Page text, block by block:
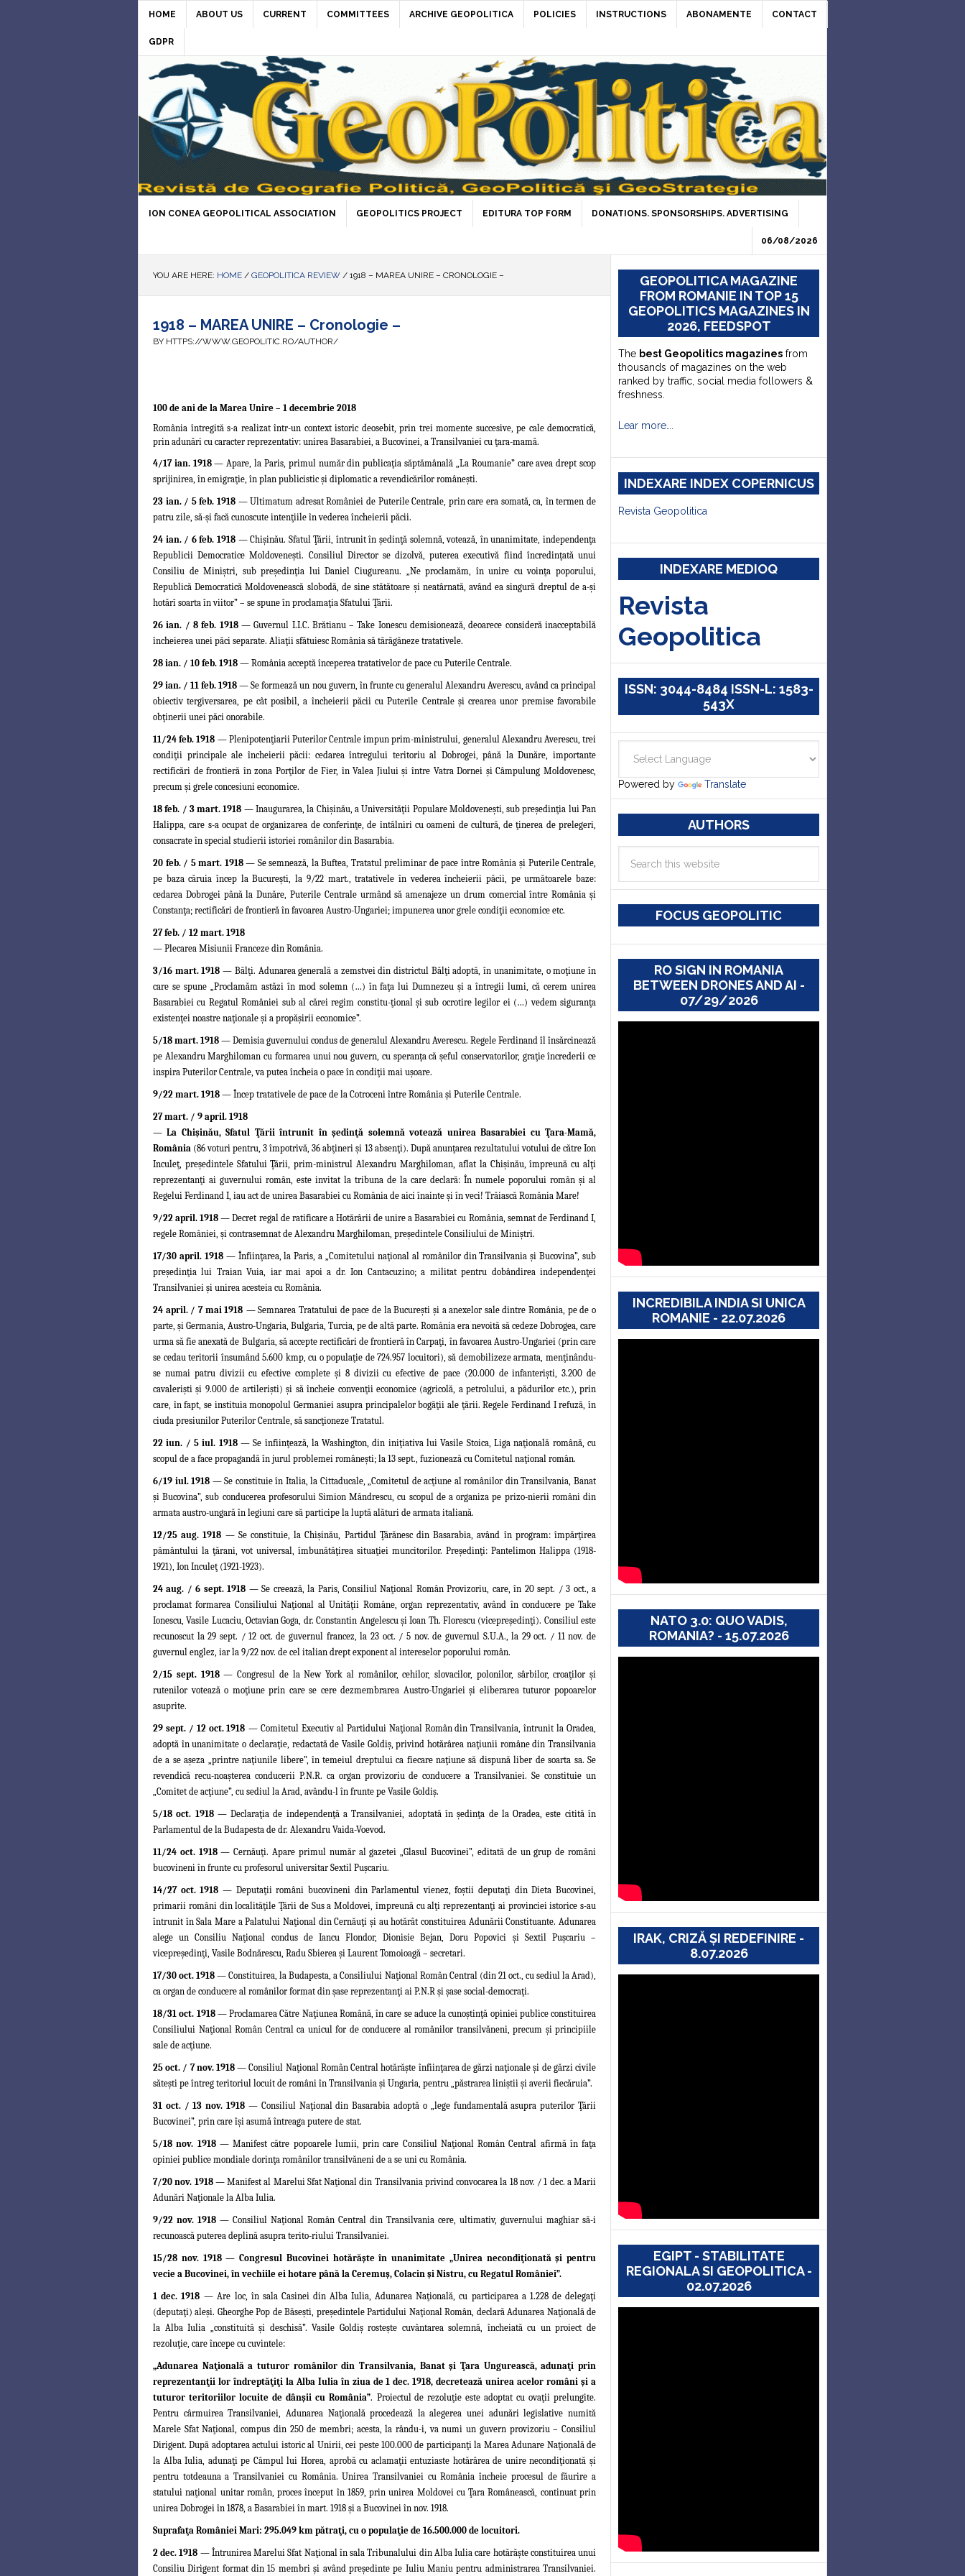
HOME ABOUT US CURRENT COMMITTEES ARCHIVE GEOPOLITICA POLICIES INSTRUCTIONS ABONAMENTE CONTACT
GDPR
ION CONEA GEOPOLITICAL ASSOCIATION GEOPOLITICS PROJECT EDITURA TOP FORM DONATIONS. SPONSORSHIPS. ADVERTISING
06/08/2026
YOU ARE HERE: HOME / GEOPOLITICA REVIEW / 1918 – MAREA UNIRE – CRONOLOGIE –
1918 – MAREA UNIRE – Cronologie –
BY HTTPS://WWW.GEOPOLITIC.RO/AUTHOR/
100 de ani de la Marea Unire – 1 decembrie 2018
România întregită s-a realizat într-un context istoric deosebit, prin trei momente succesive, pe cale democratică,
prin adunări cu caracter reprezentativ: unirea Basarabiei, a Bucovinei, a Transilvaniei cu ţara-mamă.
4/17 ian. 1918— Apare, la Paris, primul număr din publicaţia săptămânală „La Roumanie” care avea drept scop
sprijinirea, în emigraţie, în plan publicistic şi diplomatic a revendicărilor româneşti.
23 ian. / 5 feb. 1918 — Ultimatum adresat României de Puterile Centrale, prin care era somată, ca, în termen de
patru zile, să-şi facă cunoscute intenţiile în vederea încheierii păcii.
24 ian. / 6 feb. 1918— Chişinău. Sfatul Ţării, întrunit în şedinţă solemnă, votează, în unanimitate, independenţa
Republicii Democratice Moldoveneşti. Consiliul Director se dizolvă, puterea executivă fiind încredinţată unui
Consiliu de Miniştri, sub preşedinţia lui Daniel Ciugureanu. „Ne proclamăm, în unire cu voinţa poporului,
Republică Democratică Moldovenească slobodă, de sine stătătoare şi neatârnată, având easingură dreptul de a-şi
hotărî soarta în viitor” – se spune în proclamaţia Sfatului Ţării.
26 ian. / 8 feb. 1918— Guvernul I.I.C. Brătianu – Take Ionescu demisionează, deoarece consideră inacceptabilă
încheierea unei păci separate. Aliaţii sfătuiesc România să tărăgăneze tratativele.
28 ian. / 10 feb. 1918 — România acceptă începerea tratativelor de pace cu Puterile Centrale.
29 ian. / 11 feb. 1918— Se formează un nou guvern, în frunte cu generalul Alexandru Averescu, având ca principal
obiectiv tergiversarea, pe cât posibil, a încheierii păcii cu Puterile Centrale şi crearea unor premise favorabile
obţinerii unei păci onorabile.
11/24 feb. 1918 — Plenipotenţiarii Puterilor Centrale impun prim-ministrului, generalul Alexandru Averescu, trei
condiţii principale ale încheierii păcii: cedarea întregului teritoriu al Dobrogei, până la Dunăre, importante
rectificări de frontieră în zona Porţilor de Fier, în Valea Jiului şi între Vatra Dornei şi Câmpulung Moldovenesc,
precum şi grele concesiuni economice.
18 feb. / 3 mart. 1918 — Inaugurarea, la Chişinău, a Universităţii Populare Moldoveneşti, sub preşedinţia lui Pan
Halippa, care s-a ocupat de organizarea deconferinţe, de întâlniri cu oameni de cultură, de ţinerea de prelegeri,
consacrate în special studierii istoriei românilor din Basarabia.
20 feb. / 5 mart. 1918— Se semnează, la Buftea, Tratatul preliminar de pace între România şi Puterile Centrale,
pe baza căruia încep la Bucureşti, la 9/22 mart., tratativele în vederea încheierii păcii, pe următoarele baze:
cedarea Dobrogei până la Dunăre, Puterile Centrale urmând săamenajeze un drum comercial între România şi
Constanţa; rectificări de frontieră în favoarea Austro-Ungariei; impunerea unor grele condiţii economice etc.
27 feb. / 12 mart. 1918
— Plecarea Misiunii Franceze din România.
3/16 mart. 1918— Bălţi. Adunarea generală a zemstvei din districtul Bălţi adoptă, în unanimitate, o moţiune în
care se spune „Proclamăm astăzi în mod solemn (…) în faţa lui Dumnezeu şi a întregii lumi, că cerem unirea
Basarabiei cu Regatul României sub al cărei regim constitu-ţional şi sub ocrotire legilor ei (…) vedem siguranţa
existenţei noastre naţionale şi a propăşirii economice”.
5/18 mart. 1918 — Demisia guvernului condus de generalul Alexandru Averescu. Regele Ferdinand îl însărcinează
pe Alexandru Marghiloman cu formarea unui nou guvern, cu speranţa că şeful conservatorilor, graţie încrederii ce
inspira Puterilor Centrale, va putea încheia o pace în condiţii mai uşoare.
9/22 mart. 1918 — Încep tratativele de pace de la Cotroceni între România şi Puterile Centrale.
27 mart. / 9 april. 1918
—La Chişinău, Sfatul Ţării întrunit în şedinţă solemnă votează unirea Basarabiei cu Ţara-Mamă,
România (86 voturi pentru, 3 împotrivă, 36 abţineri şi 13 absenţi). După anunţarea rezultatului votului de către Ion
Inculeţ, preşedintele Sfatului Ţării, prim-ministrul Alexandru Marghiloman, aflat la Chişinău, împreună cu alţi
reprezentanţi ai guvernului român, este invitat la tribuna de la care declară: În numele poporului român şi al
Regelui Ferdinand I, iau act de unirea Basarabiei cu România de aici înainte şi în veci! Trăiască România Mare!
9/22 april. 1918— Decret regal de ratificare a Hotărârii de unire a Basarabiei cu România, semnat de Ferdinand I,
regele României, şi contrasemnat de Alexandru Marghiloman, preşedintele Consiliului de Miniştri.
17/30 april. 1918 — Înfiinţarea, la Paris, a „Comitetului naţional al românilor din Transilvania şi Bucovina”, sub
preşedinţia lui Traian Vuia, iar mai apoi a dr. Ion Cantacuzino; a militat pentru dobândirea independenţei
Transilvaniei şi unirea acesteia cu România.
24 april. / 7 mai 1918 — Semnarea Tratatului de pace de la Bucureşti şi a anexelor saledintre România, pe de o
parte, şi Germania, Austro-Ungaria, Bulgaria, Turcia, pe de altă parte. România era nevoită să cedeze Dobrogea, care
urma să fie anexată de Bulgaria, să accepte rectificări de frontieră în Carpaţi, în favoarea Austro-Ungariei (prin care
se cedau teritorii însumând 5.600 kmp, cu o populaţie de 724.957 locuitori), să demobilizeze armata, menţinându-
se numai patru divizii cu efective complete şi 8 divizii cu efective de pace (20.000 de infanterişti, 3.200 de
cavalerişti şi 9.000 de artilerişti) şi săîncheie convenţii economice (agricolă, a petrolului, a pădurilor etc.), prin
care, în fapt, se instituia monopolul Germaniei asupra principalelor bogăţii ale ţării. Regele Ferdinand I refuză, în
ciuda presiunilor Puterilor Centrale, să sancţioneze Tratatul.
22 iun. / 5 iul. 1918 — Se înfiinţează, la Washington, din iniţiativa lui Vasile Stoica, Liganaţională română, cu
scopul de a face propagandă în jurul problemei româneşti; la 13 sept., fuzionează cu Comitetul naţional român.
6/19 iul. 1918 — Se constituie în Italia, la Cittaducale, „Comitetul de acţiune al românilor din Transilvania, Banat
şi Bucovina”, sub conducerea profesorului Simion Mândrescu, cu scopul de a organiza pe prizo-nierii români din
armata austro-ungară în legiuni care să participe la luptă alături de armata italiană.
12/25 aug. 1918 — Se constituie, la Chişinău, Partidul Ţărănesc din Basarabia, având în program: împărţirea
pământului la ţărani, vot universal, îmbunătăţirea situaţiei muncitorilor. Preşedinţi: Pantelimon Halippa (1918-
1921), Ion Inculeţ (1921-1923).
24 aug. / 6 sept. 1918 — Se creează, la Paris, Consiliul Naţional Român Provizoriu, care, în 20 sept. / 3 oct., a
proclamat formarea Consiliului Naţional al Unităţii Române, organ reprezentativ, având în conducere pe Take
Ionescu, Vasile Lucaciu, Octavian Goga, dr. Constantin Angelescu şi Ioan Th. Florescu (vicepreşedinţi). Consiliul este
recunoscut la 29 sept. / 12 oct. de guvernul francez, la 23 oct. / 5 nov. de guvernul S.U.A., la 29 oct. / 11 nov. de
guvernul englez, iar la 9/22 nov. de cel italian drept exponent al intereselor poporului român.
2/15 sept. 1918— Congresul de la New York al românilor, cehilor, slovacilor, polonilor, sârbilor, croaţilor şi
rutenilor votează o moţiune prin care se cere dezmembrarea Austro-Ungariei şi eliberarea tuturor popoarelor
asuprite.
29 sept. / 12 oct. 1918 —Comitetul Executiv al Partidului Naţional Român din Transilvania, întrunit la Oradea,
adoptă în unanimitate o declaraţie, redactată de Vasile Goldiş, privind hotărârea naţiunii române din Transilvania
de a se aşeza „printre naţiunile libere”, în temeiul dreptului ca fiecare naţiune să dispună liber de soarta sa. Se
revendică recu-noaşterea conducerii P.N.R. ca organ provizoriu de conducere a Transilvaniei. Se constituie un
„Comitet de acţiune”, cu sediul la Arad, avându-l în frunte pe Vasile Goldiş.
5/18 oct. 1918 — Declaraţia de independenţă a Transilvaniei, adoptată în şedinţa de la Oradea, este citită în
Parlamentul de la Budapesta de dr. Alexandru Vaida-Voevod.
11/24 oct. 1918— Cernăuţi. Apare primul număr al gazetei „Glasul Bucovinei”, editată de un grup de români
bucovineni în frunte cu profesorul universitar Sextil Puşcariu.
14/27 oct. 1918 — Deputaţii români bucovineni din Parlamentul vienez, foştii deputaţi din Dieta Bucovinei,
primarii români din localităţile Ţării de Sus a Moldovei, împreună cu alţi reprezentanţi ai provinciei istorice s-au
întrunit în Sala Mare a Palatului Naţional din Cernăuţi şi au hotărât constituirea Adunării Constituante. Adunarea
alege un Consiliu Naţional condus de Iancu Flondor, Dionisie Bejan, DoruPopovici şi Sextil Puşcariu –
vicepreşedinţi, Vasile Bodnărescu, Radu Sbierea şi Laurent Tomoioagă – secretari.
17/30 oct. 1918—Constituirea, la Budapesta, a Consiliului Naţional Român Central (din 21 oct., cu sediul la Arad),
ca organ de conducere al românilor format din şase reprezentanţi ai P.N.R şi şase social-democraţi.
18/31 oct. 1918 — Proclamarea Către Naţiunea Română, în care se aduce la cunoştinţă opiniei publice constituirea
Consiliului Naţional Român Central ca unicul for de conducere al românilor transilvăneni, precum şi principiile
sale de acţiune.
25 oct. / 7 nov. 1918— Consiliul Naţional Român Central hotărăşte înfiinţarea de gărzi naţionale şi de gărzi civile
săteşti pe întreg teritoriul locuit de români în Transilvania şi Ungaria, pentru „păstrarea liniştii şi averii fiecăruia”.
31 oct. / 13 nov. 1918 — Consiliul Naţional din Basarabia adoptă o „lege fundamentală asupra puterilor Ţării
Bucovinei”, prin care îşi asumă întreaga putere de stat.
5/18 nov. 1918 — Manifest către popoarele lumii, prin care Consiliul Naţional Român Central afirmă în faţa
opiniei publice mondiale dorinţa românilor transilvăneni de a se uni cu România.
7/20 nov. 1918 — Manifest al Marelui Sfat Naţional din Transilvania privind convocarea la 18 nov. / 1 dec. a Marii
Adunări Naţionale la Alba Iulia.
9/22 nov. 1918 — Consiliul Naţional Român Central din Transilvania cere, ultimativ, guvernului maghiar să-i
recunoască puterea deplină asupra terito-riului Transilvaniei.
15/28 nov. 1918 — Congresul Bucovinei hotărăşte în unanimitate „Unirea necondiţionată şi pentru
vecie a Bucovinei, în vechiile ei hotare până la Ceremuş, Colacin şi Nistru, cu Regatul României”.
1 dec. 1918 — Are loc, în sala Casinei din Alba Iulia, Adunarea Naţională, cu participarea a 1.228 de delegaţi
(deputaţi) aleşi. Gheorghe Pop de Băseşti, preşedintele Partidului Naţional Român, declară Adunarea Naţională de
la Alba Iulia „constituită şi deschisă”. Vasile Goldiş rosteşte cuvântarea solemnă, încheiată cu un proiect de
rezoluţie, care începe cu cuvintele:
„Adunarea Naţională a tuturor românilor din Transilvania, Banat şi Ţara Ungurească, adunaţi prin
reprezentanţii lor îndreptăţiţi la Alba Iulia în ziua de 1 dec. 1918, decretează unirea acelor români şi a
tuturor teritoriilor locuite de dânşii cu România”. Proiectul de rezoluţie este adoptat cu ovaţii prelungite.
Pentru cârmuirea Transilvaniei, Adunarea Naţională procedează la alegerea unei adunări legislative numită
Marele Sfat Naţional, compus din 250 de membri; acesta, la rându-i, va numi un guvern provizoriu – Consiliul
Dirigent. După adoptarea actului istoric al Unirii, cei peste 100.000 de participanţi la Marea Adunare Naţională de
la Alba Iulia, adunaţi pe Câmpul lui Horea, aprobă cu aclamaţii entuziaste hotărârea de unire necondiţionată şi
pentru totdeauna a Transilvaniei cu România. Unirea Transilvaniei cu România încheie procesul de făurire a
statuluinaţional unitar român, proces început în 1859, prin unirea Moldoveicu Ţara Românească, continuat prin
unirea Dobrogei în 1878, a Basarabiei în mart. 1918 şi a Bucovinei în nov. 1918.
Suprafaţa României Mari: 295.049 km pătraţi, cu o populaţie de 16.500.000 de locuitori.
2 dec. 1918 — Întrunirea Marelui Sfat Naţional în sala Tribunalului din Alba Iulia care hotărăşte constituirea unui
Consiliu Dirigent format din15 membri şi având preşedinte pe Iuliu Maniu pentru administrareaTransilvaniei.
GEOPOLITICA MAGAZINE
FROM ROMANIE IN TOP 15
GEOPOLITICS MAGAZINES IN
2026, FEEDSPOT
The best Geopolitics magazines from
thousands of magazines on the web
ranked by traffic, social media followers &
freshness.
Lear more….
INDEXARE INDEX COPERNICUS
Revista Geopolitica
INDEXARE MEDIOQ
Revista
Geopolitica
ISSN: 3044-8484 ISSN-L: 1583-
543X
Powered by Translate
AUTHORS
FOCUS GEOPOLITIC
RO SIGN IN ROMANIA
BETWEEN DRONES AND AI -
07/29/2026
INCREDIBILA INDIA SI UNICA
ROMANIE - 22.07.2026
NATO 3.0: QUO VADIS,
ROMANIA? - 15.07.2026
IRAK, CRIZĂ ȘI REDEFINIRE -
8.07.2026
EGIPT - STABILITATE
REGIONALA SI GEOPOLITICA -
02.07.2026